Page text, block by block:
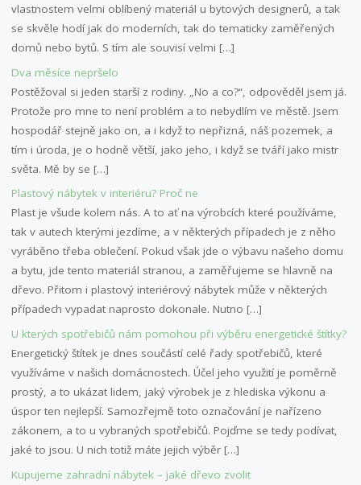
vlastnostem velmi oblíbený materiál u bytových designerů, a tak
se skvěle hodí jak do moderních, tak do tematicky zaměřených
domů nebo bytů. S tím ale souvisí velmi […]
Dva měsíce nepršelo
Postěžoval si jeden starší z rodiny. „No a co?“, odpověděl jsem já.
Protože pro mne to není problém a to nebydlím ve městě. Jsem
hospodář stejně jako on, a i když to nepřizná, náš pozemek, a
tím i úroda, je o hodně větší, jako jeho, i když se tváří jako mistr
světa. Mě by se […]
Plastový nábytek v interiéru? Proč ne
Plast je všude kolem nás. A to ať na výrobcích které používáme,
tak v autech kterými jezdíme, a v některých případech je z něho
vyráběno třeba oblečení. Pokud však jde o výbavu našeho domu
a bytu, jde tento materiál stranou, a zaměřujeme se hlavně na
dřevo. Přitom i plastový interiérový nábytek může v některých
případech vypadat naprosto dokonale. Nutno […]
U kterých spotřebičů nám pomohou při výběru energetické štítky?
Energetický štítek je dnes součástí celé řady spotřebičů, které
využíváme v našich domácnostech. Účel jeho využití je poměrně
prostý, a to ukázat lidem, jaký výrobek je z hlediska výkonu a
úspor ten nejlepší. Samozřejmě toto označování je nařízeno
zákonem, a to u vybraných spotřebičů. Pojďme se tedy podívat,
jaké to jsou. U nich totiž máte jejich výběr […]
Kupujeme zahradní nábytek – jaké dřevo zvolit